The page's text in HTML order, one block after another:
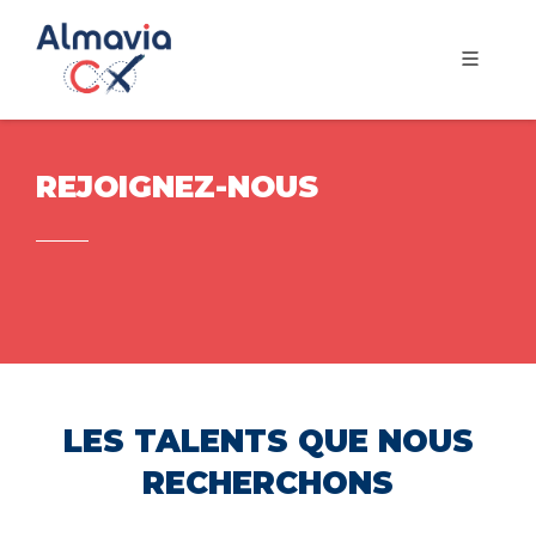
REJOIGNEZ-NOUS
LES TALENTS QUE NOUS
RECHERCHONS